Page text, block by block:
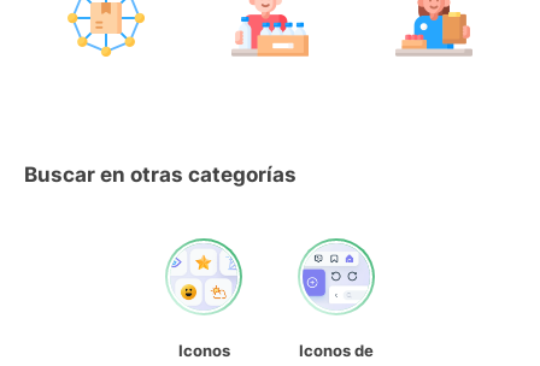
Buscar en otras categorías
Iconos
Iconos de